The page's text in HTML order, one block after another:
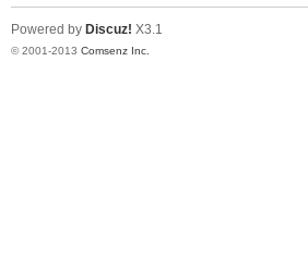
Powered by Discuz! X3.1
© 2001-2013 Comsenz Inc.